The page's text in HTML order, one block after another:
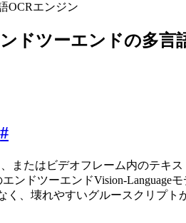
OCRエンジン
ドツーエンドの多言
#
たはビデオフレーム内のテキ
ンドツーエンドVision-Language
、壊れやすいグルースクリプ